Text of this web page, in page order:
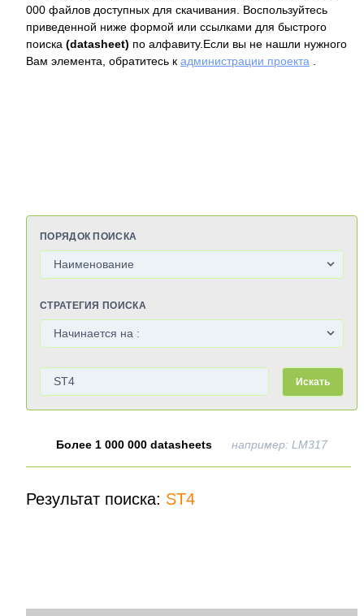
000 файлов доступных для скачивания. Воспользуйтесь
приведенной ниже формой или ссылками для быстрого
поиска (datasheet) по алфавиту.Если вы не нашли нужного
Вам элемента, обратитесь к администрации проекта
ПОРЯДОК ПОИСКА
СТРАТЕГИЯ ПОИСКА
Искать
Более 1 000 000 datasheets например: LM317
Результат поиска: ST4